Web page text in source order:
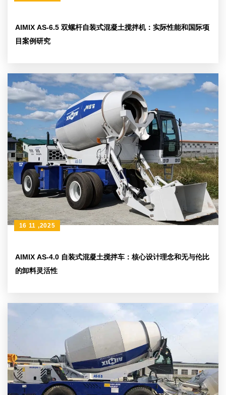
AIMIX AS-6.5 双螺杆自装式混凝土搅拌机：实际性能和国际项
目案例研究
AIMIX AS-4.0 自装式混凝土搅拌车：核心设计理念和无与伦比
的卸料灵活性
16 11 ,2025